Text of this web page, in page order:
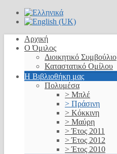
Αρχική
Ο Όμιλος
Διοικητικό Συμβούλιο
Καταστατικό Ομίλου
Η Βιβλιοθήκη μας
Πολυμέσα
> Μπλέ
> Πράσινη
> Κόκκινη
> Μαύρη
> Έτος 2011
> Έτος 2012
> Έτος 2010